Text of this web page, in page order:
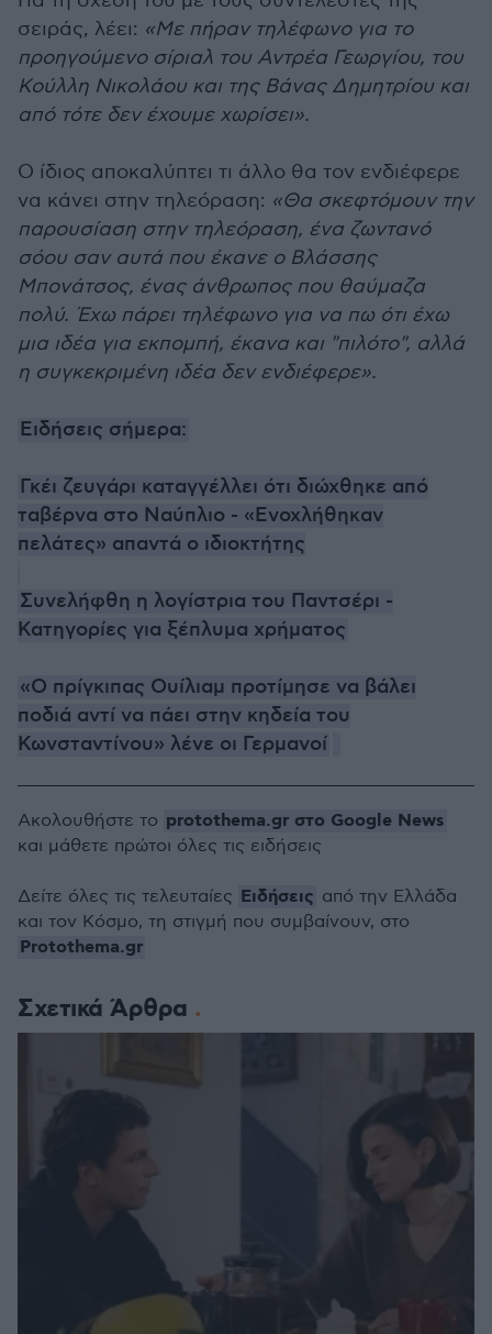
σειράς, λέει: «Με πήραν τηλέφωνο για το
προηγούμενο σίριαλ του Αντρέα Γεωργίου, του
Κούλλη Νικολάου και της Βάνας Δημητρίου και
από τότε δεν έχουμε χωρίσει».
Ο ίδιος αποκαλύπτει τι άλλο θα τον ενδιέφερε
να κάνει στην τηλεόραση: «Θα σκεφτόμουν την
παρουσίαση στην τηλεόραση, ένα ζωντανό
σόου σαν αυτά που έκανε ο Βλάσσης
Μπονάτσος, ένας άνθρωπος που θαύμαζα
πολύ. Έχω πάρει τηλέφωνο για να πω ότι έχω
μια ιδέα για εκπομπή, έκανα και "πιλότο", αλλά
η συγκεκριμένη ιδέα δεν ενδιέφερε».
Ειδήσεις σήμερα:
Γκέι ζευγάρι καταγγέλλει ότι διώχθηκε από
ταβέρνα στο Ναύπλιο - «Ενοχλήθηκαν
πελάτες» απαντά ο ιδιοκτήτης
Συνελήφθη η λογίστρια του Παντσέρι -
Κατηγορίες για ξέπλυμα χρήματος
«O πρίγκιπας Ουίλιαμ προτίμησε να βάλει
ποδιά αντί να πάει στην κηδεία του
Κωνσταντίνου» λένε οι Γερμανοί
Σχετικά Άρθρα
Ακολουθήστε το protothema.gr στο Google News
και μάθετε πρώτοι όλες τις ειδήσεις
Δείτε όλες τις τελευταίες Ειδήσεις από την Ελλάδα
και τον Κόσμο, τη στιγμή που συμβαίνουν, στο
Protothema.gr